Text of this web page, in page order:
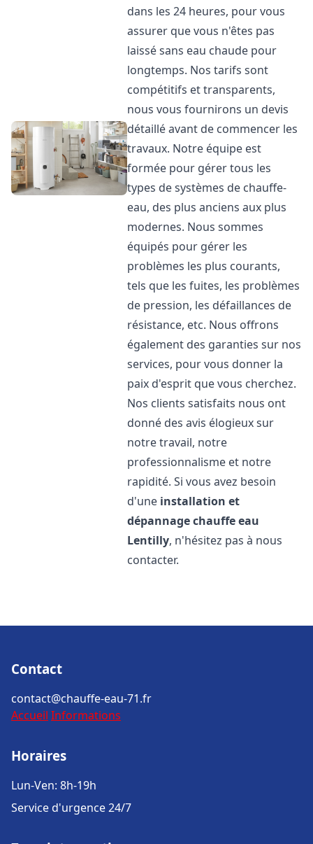
dans les 24 heures, pour vous
assurer que vous n'êtes pas
laissé sans eau chaude pour
longtemps. Nos tarifs sont
compétitifs et transparents,
nous vous fournirons un devis
détaillé avant de commencer les
travaux. Notre équipe est
formée pour gérer tous les
types de systèmes de chauffe-
eau, des plus anciens aux plus
modernes. Nous sommes
équipés pour gérer les
problèmes les plus courants,
tels que les fuites, les problèmes
de pression, les défaillances de
résistance, etc. Nous offrons
également des garanties sur nos
services, pour vous donner la
paix d'esprit que vous cherchez.
Nos clients satisfaits nous ont
donné des avis élogieux sur
notre travail, notre
professionnalisme et notre
rapidité. Si vous avez besoin
d'une installation et
dépannage chauffe eau
Lentilly, n'hésitez pas à nous
contacter.
Contact
contact@chauffe-eau-71.fr
Accueil Informations
Horaires
Lun-Ven: 8h-19h
Service d'urgence 24/7